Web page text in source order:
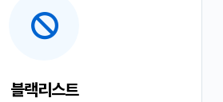
블랙리스트